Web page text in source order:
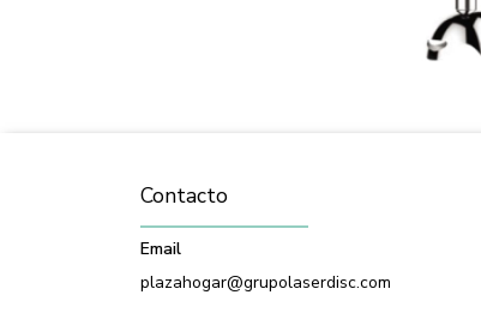
Contacto
Email
plazahogar@grupolaserdisc.com